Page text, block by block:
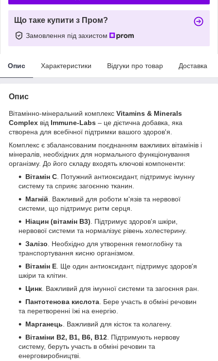
Що таке купити з Пром?
Замовлення під захистом
Опис Характеристики Відгуки про товар Доставка
Опис
Вітамінно-мінеральний комплекс Vitamins & Minerals
Complex від Immune-Labs – це дієтична добавка, яка
створена для всебічної підтримки вашого здоров'я.
Комплекс є збалансованим поєднанням важливих вітамінів і
мінералів, необхідних для нормального функціонування
організму. До його складу входять ключові компоненти:
Вітамін С . Потужний антиоксидант, підтримує імунну
систему та сприяє загоєнню тканин.
Магній . Важливий для роботи м'язів та нервової
системи, що підтримує ритм серця.
Ніацин (вітамін B3) . Підтримує здоров'я шкіри,
нервової системи та нормалізує рівень холестерину.
Залізо . Необхідно для утворення гемоглобіну та
транспортування кисню організмом.
Вітамін E . Ще один антиоксидант, підтримує здоров'я
шкіри та клітин.
Цинк . Важливий для імунної системи та загоєння ран.
Пантотенова кислота . Бере участь в обміні речовин
та перетворенні їжі на енергію.
Марганець . Важливий для кісток та колагену.
Вітаміни В2, В1, В6, В12 . Підтримують нервову
систему, беруть участь в обміні речовин та
енерговиробництві.